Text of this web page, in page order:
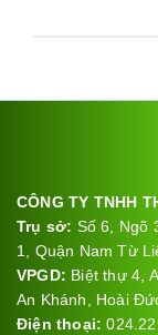
CÔNG TY TNHH
Trụ sở: Số 6, Ngõ
1, Quận Nam Từ
VPGD: Biệt thự 4,
An Khánh, Hoài
Điện thoại: